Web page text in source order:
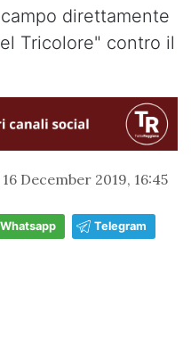
direttamente
Tricolore" contro il
16 December 2019, 16:45
Whatsapp Telegram